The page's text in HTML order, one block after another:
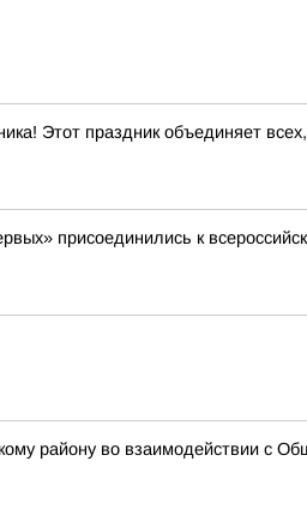
Этот праздник объединяет
присоединились к
району во взаимодействии с